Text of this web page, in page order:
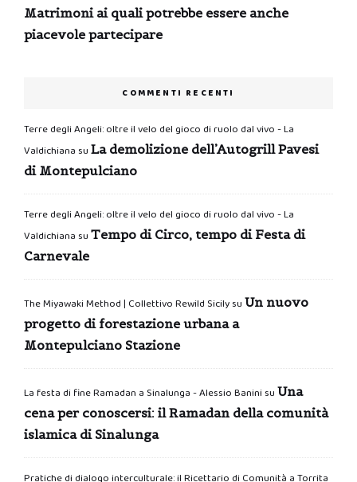
Matrimoni ai quali potrebbe essere anche
piacevole partecipare
COMMENTI RECENTI
Terre degli Angeli: oltre il velo del gioco di ruolo dal vivo - La
Valdichiana su La demolizione dell’Autogrill Pavesi
di Montepulciano
Terre degli Angeli: oltre il velo del gioco di ruolo dal vivo - La
Valdichiana su Tempo di Circo, tempo di Festa di
Carnevale
The Miyawaki Method | Collettivo Rewild Sicilysu Un nuovo
progetto di forestazione urbana a
Montepulciano Stazione
La festa di fine Ramadan a Sinalunga - Alessio Banini su Una
cena per conoscersi: il Ramadan della comunità
islamica di Sinalunga
Pratiche di dialogo interculturale: il Ricettario di Comunità a Torrita